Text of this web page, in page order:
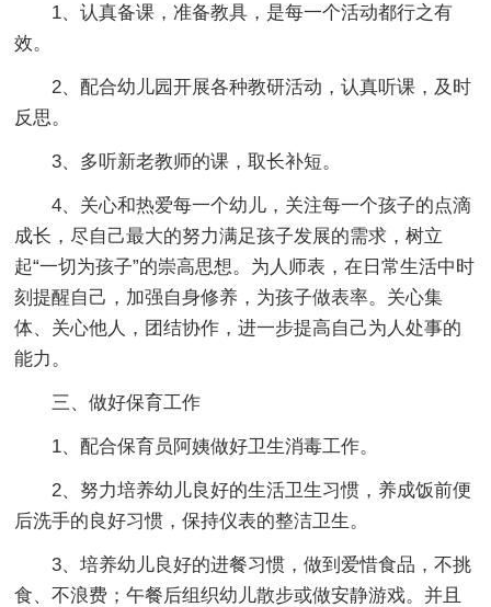
1、认真备课，准备教具，是每一个活动都行之有
效。
2、配合幼儿园开展各种教研活动，认真听课，及时
反思。
3、多听新老教师的课，取长补短。
4、关心和热爱每一个幼儿，关注每一个孩子的点滴
成长，尽自己最大的努力满足孩子发展的需求，树立
起“一切为孩子”的崇高思想。为人师表，在日常生活中时
刻提醒自己，加强自身修养，为孩子做表率。关心集
体、关心他人，团结协作，进一步提高自己为人处事的
能力。
三、做好保育工作
1、配合保育员阿姨做好卫生消毒工作。
2、努力培养幼儿良好的生活卫生习惯，养成饭前便
后洗手的良好习惯，保持仪表的整洁卫生。
3、培养幼儿良好的进餐习惯，做到爱惜食品，不挑
食、不浪费；午餐后组织幼儿散步或做安静游戏。并且